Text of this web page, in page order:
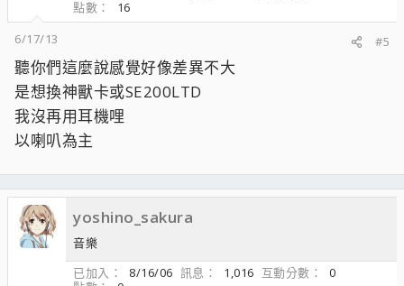
點數
16
6/17/13
#5
聽你們這麼說感覺好像差異不大
是想換神獸卡或SE200LTD
我沒再用耳機哩
以喇叭為主
yoshino_sakura
音樂
已加入
8/16/06 訊息 1,016 互動分數
0